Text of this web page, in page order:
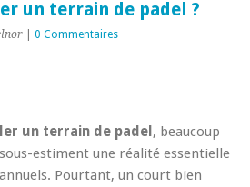
un terrain de padel ?
0 Commentaires
un terrain de padel , beaucoup
estiment une réalité essentielle
Pourtant, un court bien